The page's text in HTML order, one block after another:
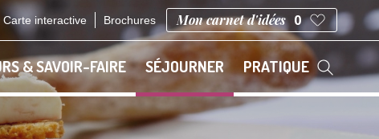
Carte interactive Brochures Mon carnet d'idées 0
& SAVOIR-FAIRE SÉJOURNER PRATIQUE